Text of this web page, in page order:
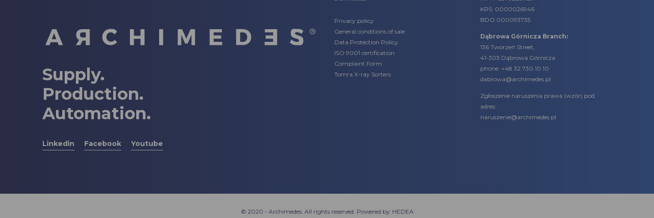
Supply.
Production.
Automation.
Linkedin Facebook Youtube
Privacy policy
General conditions of sale
Data Protection Policy
ISO 9001 certification
Complaint Form
Tomra X-ray Sorters
KRS: 0000026946
BDO 000093735
Dąbrowa Górnicza Branch:
136 Tworzeń Street,
41-303 Dąbrowa Górnicza
phone: +48 32 730 10 10
dabrowa@archimedes.pl
Zgłoszenie naruszenia prawa (wzór) pod
adres:
naruszenie@archimedes.pl
© 2020 - Archimedes. All rights reserved. Powered by: HEDEA